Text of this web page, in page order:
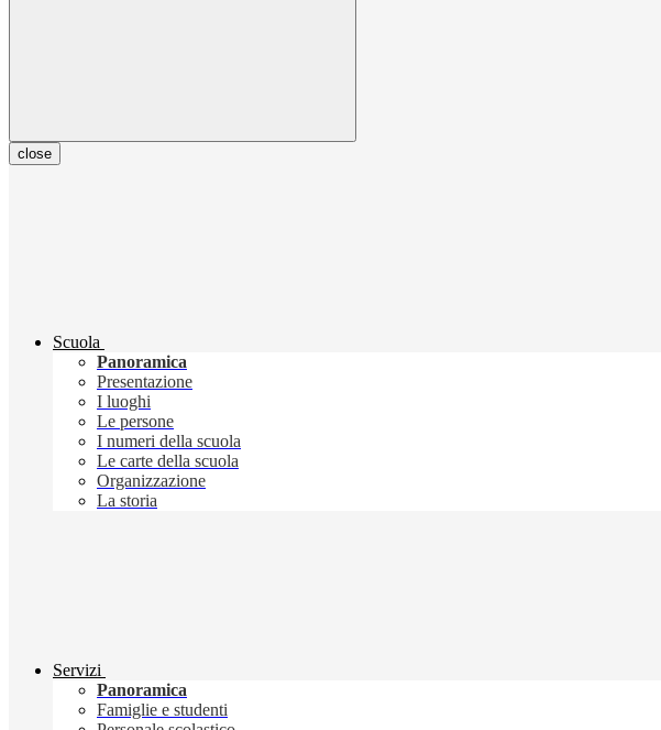
close
Scuola
Panoramica
Presentazione
I luoghi
Le persone
I numeri della scuola
Le carte della scuola
Organizzazione
La storia
Servizi
Panoramica
Famiglie e studenti